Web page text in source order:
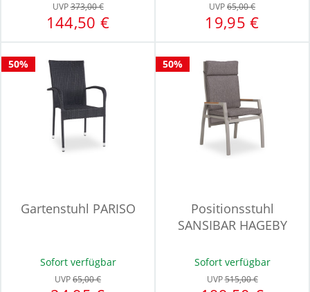
UVP373,00 €
144,50 €
UVP65,00 €
19,95 €
50%
Gartenstuhl PARISO
Sofort verfügbar
UVP65,00 €
50%
Positionsstuhl
SANSIBAR HAGEBY
Sofort verfügbar
UVP515,00 €